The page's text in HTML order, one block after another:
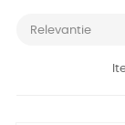
Relevantie